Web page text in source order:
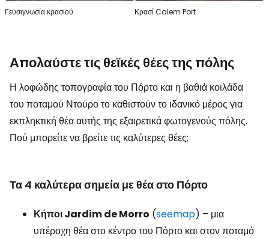
Γευσιγνωσία κρασιού Κρασί Calem Port
Απολαύστε τις θεϊκές θέες της πόλης
Η λοφώδης τοπογραφία του Πόρτο και η βαθιά κοιλάδα
του ποταμού Ντούρο το καθιστούν το ιδανικό μέρος για
εκπληκτική θέα αυτής της εξαιρετικά φωτογενούς πόλης.
Πού μπορείτε να βρείτε τις καλύτερες θέες;
Τα 4 καλύτερα σημεία με θέα στο Πόρτο
Κήποι Jardim de Morro (seemap) – μια
υπέροχη θέα στο κέντρο του Πόρτο και στον ποταμό